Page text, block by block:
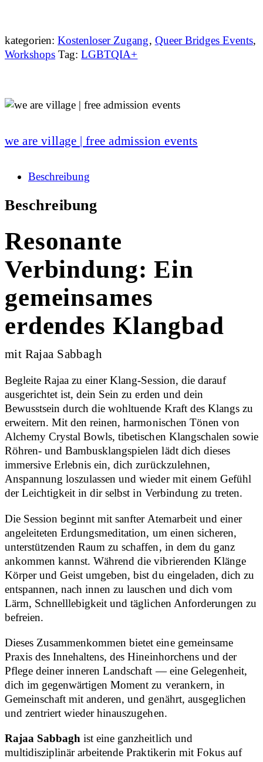
kategorien: Kostenloser Zugang, Queer Bridges Events,
Workshops Tag: LGBTQIA+
we are village | free admission events
Beschreibung
Beschreibung
Resonante
Verbindung: Ein
gemeinsames
erdendes Klangbad
mit Rajaa Sabbagh
Begleite Rajaa zu einer Klang-Session, die darauf
ausgerichtet ist, dein Sein zu erden und dein
Bewusstsein durch die wohltuende Kraft des Klangs zu
erweitern. Mit den reinen, harmonischen Tönen von
Alchemy Crystal Bowls, tibetischen Klangschalen sowie
Röhren- und Bambusklangspielen lädt dich dieses
immersive Erlebnis ein, dich zurückzulehnen,
Anspannung loszulassen und wieder mit einem Gefühl
der Leichtigkeit in dir selbst in Verbindung zu treten.
Die Session beginnt mit sanfter Atemarbeit und einer
angeleiteten Erdungsmeditation, um einen sicheren,
unterstützenden Raum zu schaffen, in dem du ganz
ankommen kannst. Während die vibrierenden Klänge
Körper und Geist umgeben, bist du eingeladen, dich zu
entspannen, nach innen zu lauschen und dich vom
Lärm, Schnelllebigkeit und täglichen Anforderungen zu
befreien.
Dieses Zusammenkommen bietet eine gemeinsame
Praxis des Innehaltens, des Hineinhorchens und der
Pflege deiner inneren Landschaft — eine Gelegenheit,
dich im gegenwärtigen Moment zu verankern, in
Gemeinschaft mit anderen, und genährt, ausgeglichen
und zentriert wieder hinauszugehen.
Rajaa Sabbagh ist eine ganzheitlich und
multidisziplinär arbeitende Praktikerin mit Fokus auf